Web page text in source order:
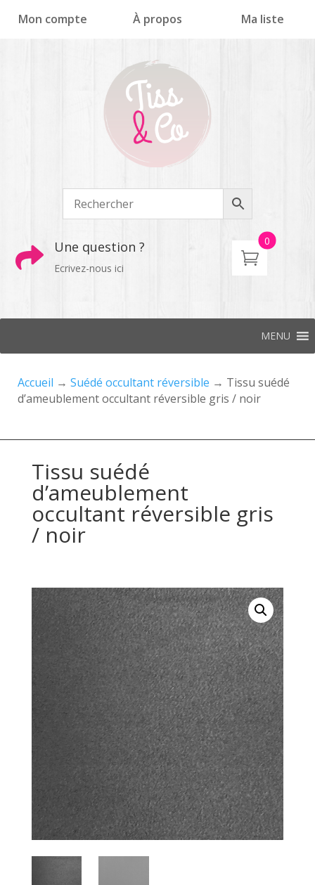
Mon compte À propos Ma liste
 Une question ?
Ecrivez-nous ici
0
MENU
Accueil → Suédé occultant réversible → Tissu suédé
d’ameublement occultant réversible gris / noir
Tissu suédé
d’ameublement
occultant réversible gris
/ noir